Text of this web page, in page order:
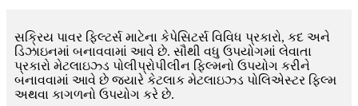
સક્રિય પાવર ફિલ્ટર્સ માટેના કેપેસિટર્સ વિવિધ પ્રકારો, કદ અને
ડિઝાઇનમાં બનાવવામાં આવે છે. સૌથી વધુ ઉપયોગમાં લેવાતા
પ્રકારો મેટલાઇઝ્ડ પોલીપ્રોપીલીન ફિલ્મનો ઉપયોગ કરીને
બનાવવામાં આવે છે જ્યારે કેટલાક મેટલાઇઝ્ડ પોલિએસ્ટર ફિલ્મ
અથવા કાગળનો ઉપયોગ કરે છે.